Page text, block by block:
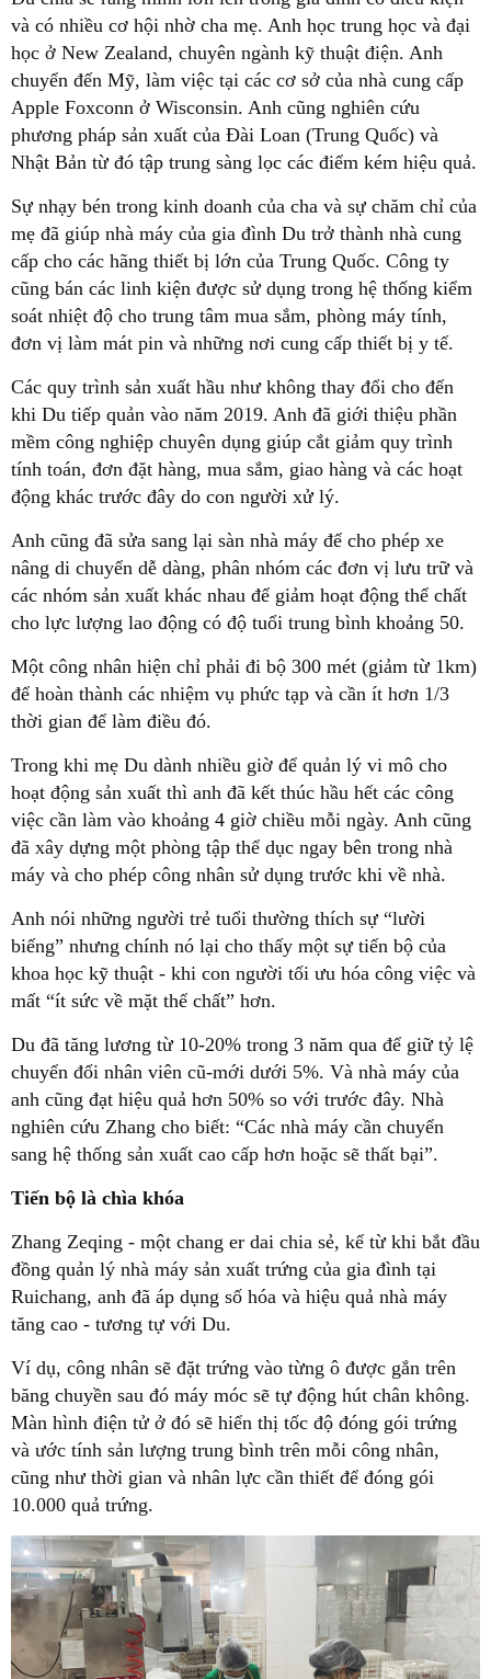
và có nhiều cơ hội nhờ cha mẹ. Anh học trung học và đại
học ở New Zealand, chuyên ngành kỹ thuật điện. Anh
chuyển đến Mỹ, làm việc tại các cơ sở của nhà cung cấp
Apple Foxconn ở Wisconsin. Anh cũng nghiên cứu
phương pháp sản xuất của Đài Loan (Trung Quốc) và
Nhật Bản từ đó tập trung sàng lọc các điểm kém hiệu quả.
Sự nhạy bén trong kinh doanh của cha và sự chăm chỉ của
mẹ đã giúp nhà máy của gia đình Du trở thành nhà cung
cấp cho các hãng thiết bị lớn của Trung Quốc. Công ty
cũng bán các linh kiện được sử dụng trong hệ thống kiểm
soát nhiệt độ cho trung tâm mua sắm, phòng máy tính,
đơn vị làm mát pin và những nơi cung cấp thiết bị y tế.
Các quy trình sản xuất hầu như không thay đổi cho đến
khi Du tiếp quản vào năm 2019. Anh đã giới thiệu phần
mềm công nghiệp chuyên dụng giúp cắt giảm quy trình
tính toán, đơn đặt hàng, mua sắm, giao hàng và các hoạt
động khác trước đây do con người xử lý.
Anh cũng đã sửa sang lại sàn nhà máy để cho phép xe
nâng di chuyển dễ dàng, phân nhóm các đơn vị lưu trữ và
các nhóm sản xuất khác nhau để giảm hoạt động thể chất
cho lực lượng lao động có độ tuổi trung bình khoảng 50.
Một công nhân hiện chỉ phải đi bộ 300 mét (giảm từ 1km)
để hoàn thành các nhiệm vụ phức tạp và cần ít hơn 1/3
thời gian để làm điều đó.
Trong khi mẹ Du dành nhiều giờ để quản lý vi mô cho
hoạt động sản xuất thì anh đã kết thúc hầu hết các công
việc cần làm vào khoảng 4 giờ chiều mỗi ngày. Anh cũng
đã xây dựng một phòng tập thể dục ngay bên trong nhà
máy và cho phép công nhân sử dụng trước khi về nhà.
Anh nói những người trẻ tuổi thường thích sự “lười
biếng” nhưng chính nó lại cho thấy một sự tiến bộ của
khoa học kỹ thuật - khi con người tối ưu hóa công việc và
mất “ít sức về mặt thể chất” hơn.
Du đã tăng lương từ 10-20% trong 3 năm qua để giữ tỷ lệ
chuyển đổi nhân viên cũ-mới dưới 5%. Và nhà máy của
anh cũng đạt hiệu quả hơn 50% so với trước đây. Nhà
nghiên cứu Zhang cho biết: “Các nhà máy cần chuyển
sang hệ thống sản xuất cao cấp hơn hoặc sẽ thất bại”.
Tiến bộ là chìa khóa
Zhang Zeqing - một chang er dai chia sẻ, kể từ khi bắt đầu
đồng quản lý nhà máy sản xuất trứng của gia đình tại
Ruichang, anh đã áp dụng số hóa và hiệu quả nhà máy
tăng cao - tương tự với Du.
Ví dụ, công nhân sẽ đặt trứng vào từng ô được gắn trên
băng chuyền sau đó máy móc sẽ tự động hút chân không.
Màn hình điện tử ở đó sẽ hiển thị tốc độ đóng gói trứng
và ước tính sản lượng trung bình trên mỗi công nhân,
cũng như thời gian và nhân lực cần thiết để đóng gói
10.000 quả trứng.